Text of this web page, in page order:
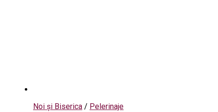
Noi și Biserica / Pelerinaje